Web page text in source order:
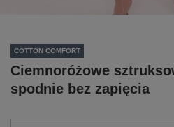
COTTON COMFORT
Ciemnoróżowe
spodnie bez zapięcia